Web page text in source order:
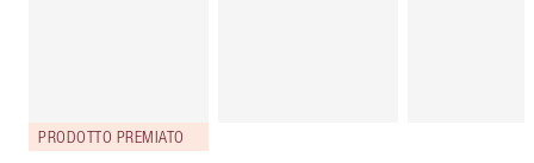
PRODOTTO PREMIATO